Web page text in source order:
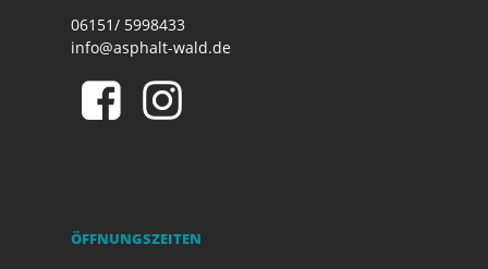
06151/ 5998433
info@asphalt-wald.de
ÖFFNUNGSZEITEN